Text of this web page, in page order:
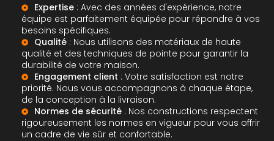
Expertise : Avec des années d'expérience, notre
équipe est parfaitement équipée pour répondre à vos
besoins spécifiques.
Qualité : Nous utilisons des matériaux de haute
qualité et des techniques de pointe pour garantir la
durabilité de votre maison.
Engagement client : Votre satisfaction est notre
priorité. Nous vous accompagnons à chaque étape,
de la conception à la livraison.
Normes de sécurité : Nos constructions respectent
rigoureusement les normes en vigueur pour vous offrir
un cadre de vie sûr et confortable.